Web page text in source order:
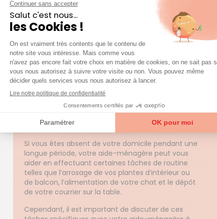
QUESTIONS FRÉQUENTES
Unequestion sur nos services ?
Accéder à la FAQ Trouver mon agence
De quoi mon aide-ménagère à domicile peut-
elle s’occuper lors de mes vacances ?
Si vous êtes absent de votre domicile pendant une
longue période, votre aide-ménagère peut vous
aider en effectuant certaines tâches de routine
telles que l’arrosage de vos plantes d’intérieur ou
de balcon, l’alimentation de votre chat et le dépôt
de votre courrier sur la table.
Cependant, il est important de discuter de ces